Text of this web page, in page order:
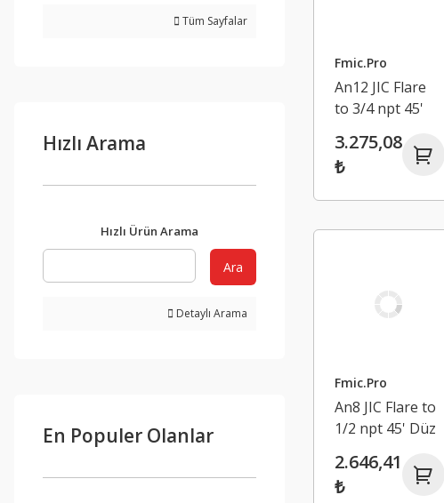
Tüm Sayfalar
Hızlı Arama
Hızlı Ürün Arama
Ara
Detaylı Arama
En Populer Olanlar
Fmic.Pro
An12 JIC Flare
to 3/4 npt 45'
Bağlantı
Adaptörü
3.275,08
₺
Fmic.Pro
An8 JIC Flare to
1/2 npt 45' Düz
Bağlantı
Adaptörü
2.646,41
₺